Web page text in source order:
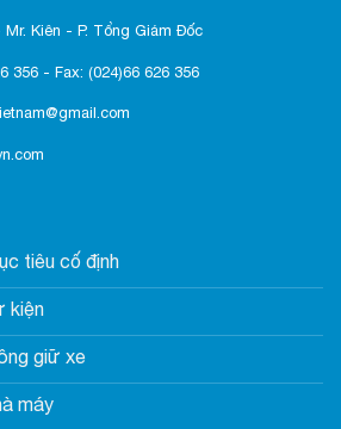
Mr. Kiên - P. Tổng Giám Đốc
356 - Fax: (024)66 626 356
tiêu cố định
kiện
giữ xe
máy